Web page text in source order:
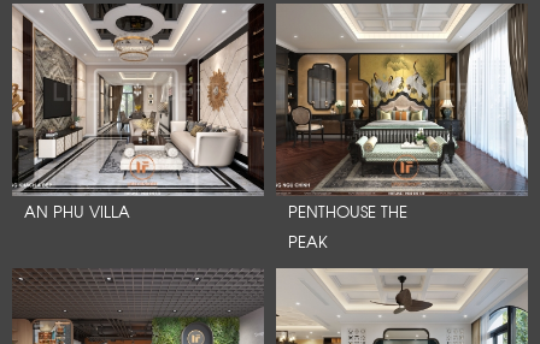
AN PHU VILLA
PENTHOUSE THE
PEAK